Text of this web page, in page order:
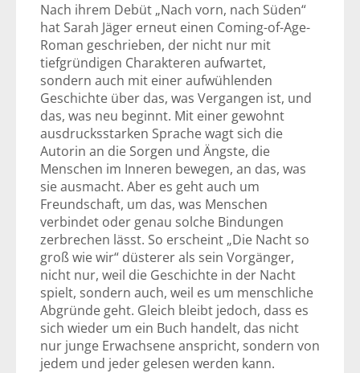
Nach ihrem Debüt „Nach vorn, nach Süden“
hat Sarah Jäger erneut einen Coming-of-Age-
Roman geschrieben, der nicht nur mit
tiefgründigen Charakteren aufwartet,
sondern auch mit einer aufwühlenden
Geschichte über das, was Vergangen ist, und
das, was neu beginnt. Mit einer gewohnt
ausdrucksstarken Sprache wagt sich die
Autorin an die Sorgen und Ängste, die
Menschen im Inneren bewegen, an das, was
sie ausmacht. Aber es geht auch um
Freundschaft, um das, was Menschen
verbindet oder genau solche Bindungen
zerbrechen lässt. So erscheint „Die Nacht so
groß wie wir“ düsterer als sein Vorgänger,
nicht nur, weil die Geschichte in der Nacht
spielt, sondern auch, weil es um menschliche
Abgründe geht. Gleich bleibt jedoch, dass es
sich wieder um ein Buch handelt, das nicht
nur junge Erwachsene anspricht, sondern von
jedem und jeder gelesen werden kann.